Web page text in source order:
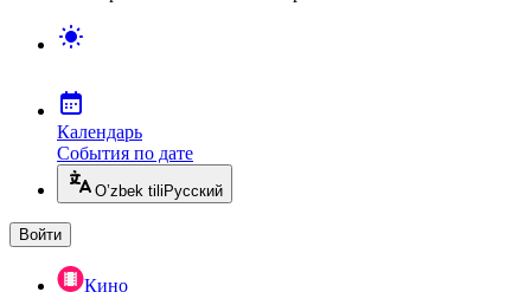
Календарь
События по дате
O’zbek tili Русский
Войти
Кино